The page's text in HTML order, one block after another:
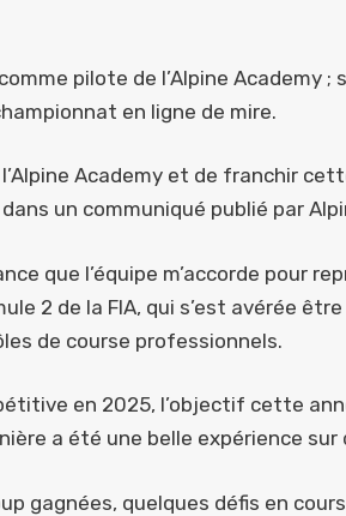
pilote de l’Alpine Academy ;
en ligne de mire.
Academy et de franchir
un communiqué publié par
que l’équipe m’accorde pour
2 de la FIA, qui s’est avérée
de course professionnels.
en 2025, l’objectif cette
a été une belle expérience
gagnées, quelques défis en